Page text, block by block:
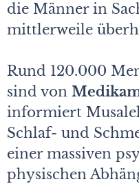
die Männer in
mittlerweile
Rund 120.000
sind von
informiert
Schlaf- und
einer massiven
physischen